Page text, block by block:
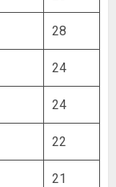
28
24
24
22
21